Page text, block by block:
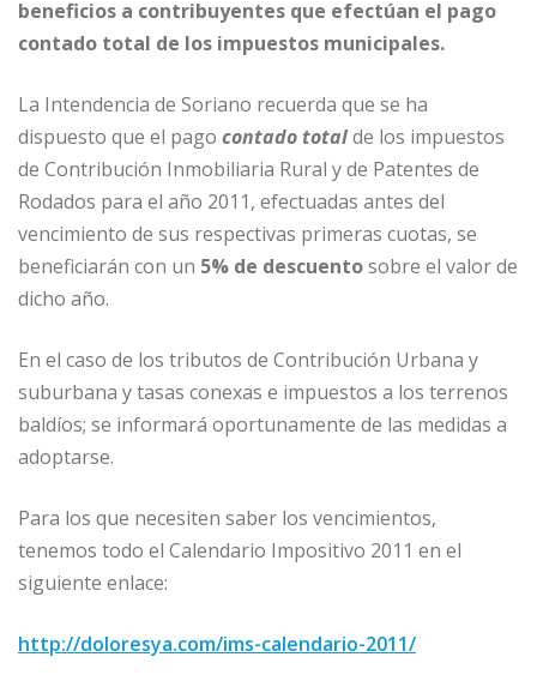
beneficios a contribuyentes que efectúan el pago
contado total de los impuestos municipales.
La Intendencia de Soriano recuerda que se ha
dispuesto que el pago contado totalde los impuestos
de Contribución Inmobiliaria Rural y de Patentes de
Rodados para el año 2011, efectuadas antes del
vencimiento de sus respectivas primeras cuotas, se
beneficiarán con un 5% de descuentosobre el valor de
dicho año.
En el caso de los tributos de Contribución Urbana y
suburbana y tasas conexas e impuestos a los terrenos
baldíos; se informará oportunamente de las medidas a
adoptarse.
Para los que necesiten saber los vencimientos,
tenemos todo el Calendario Impositivo 2011 en el
siguiente enlace:
http://doloresya.com/ims-calendario-2011/